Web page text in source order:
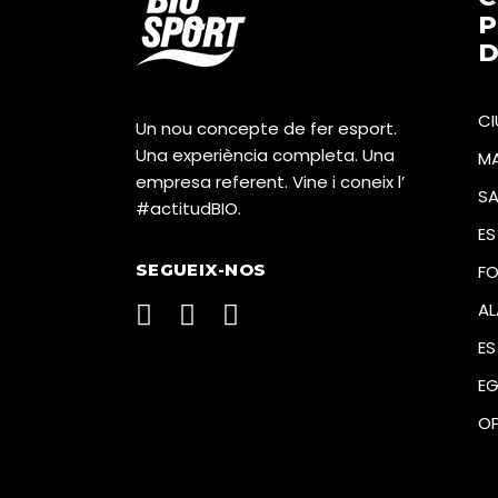
Un nou concepte de fer esport.
Una experiència completa. Una
empresa referent. Vine i coneix l’
#actitudBIO.
SEGUEIX-NOS